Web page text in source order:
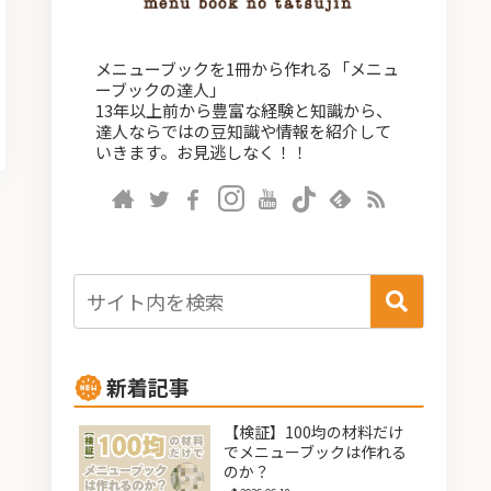
メニューブックを1冊から作れる「メニュ
ーブックの達人」
13年以上前から豊富な経験と知識から、
達人ならではの豆知識や情報を紹介して
いきます。お見逃しなく！！
新着記事
【検証】100均の材料だけ
でメニューブックは作れる
のか？